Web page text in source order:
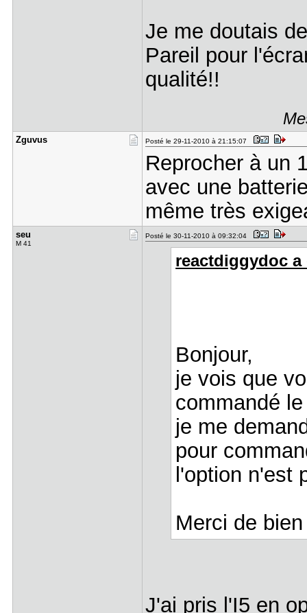
Je me doutais
Pareil pour
qualité!!
Zguvus Posté le 29-11-2010 à 21:15:07
Reprocher à un
avec une
même très
seu
M 41
Posté le 30-11-2010 à 09:32:04
reactdiggydoc a
Bonjour,
je vois que
commandé
je me
pour
l'option n'est
Merci de
J'ai pris l'I5 en